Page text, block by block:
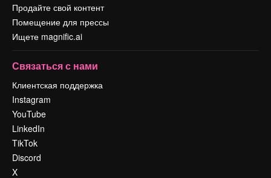
Продайте свой контент
Помещение для прессы
Ищете magnific.ai
Связаться с нами
Клиентская поддержка
Instagram
YouTube
LinkedIn
TikTok
Discord
X